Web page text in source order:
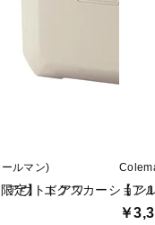
アウトドアワ
ルマン)
定】 エクスカーション
【ア
￥